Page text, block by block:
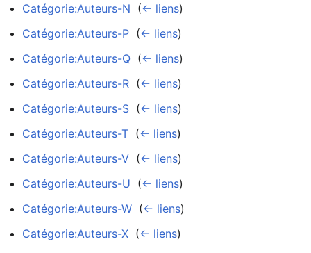
Catégorie:Auteurs-N (← liens)
Catégorie:Auteurs-P (← liens)
Catégorie:Auteurs-Q (← liens)
Catégorie:Auteurs-R (← liens)
Catégorie:Auteurs-S (← liens)
Catégorie:Auteurs-T (← liens)
Catégorie:Auteurs-V (← liens)
Catégorie:Auteurs-U (← liens)
Catégorie:Auteurs-W (← liens)
Catégorie:Auteurs-X (← liens)